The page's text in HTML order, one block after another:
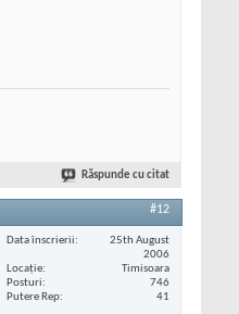
Răspunde cu citat
#12
Data înscrierii
25th August
2006
Locaţie
Timisoara
Posturi
746
Putere Rep
41